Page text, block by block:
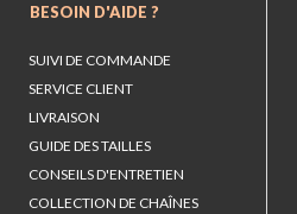
BESOIN D'AIDE ?
SUIVI DE COMMANDE
SERVICE CLIENT
LIVRAISON
GUIDE DES TAILLES
CONSEILS D'ENTRETIEN
COLLECTION DE CHAÎNES